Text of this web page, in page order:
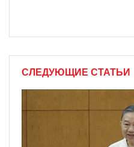
СЛЕДУЮЩИЕ СТАТЬИ